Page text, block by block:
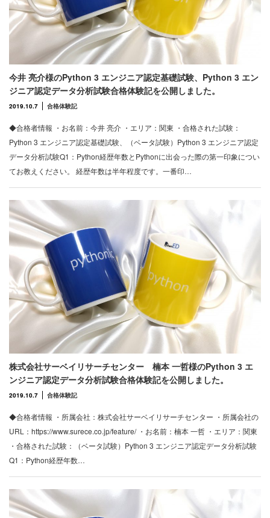
今井 亮介様のPython 3 エンジニア認定基礎試験、Python 3 エン
ジニア認定データ分析試験合格体験記を公開しました。
2019.10.7 合格体験記
◆合格者情報 ・お名前：今井 亮介 ・エリア：関東 ・合格された試験：
Python 3 エンジニア認定基礎試験、（ベータ試験）Python 3 エンジニア認定
データ分析試験Q1：Python経歴年数とPythonに出会った際の第一印象につい
てお教えください。 経歴年数は半年程度です。一番印…
株式会社サーベイリサーチセンター 楠本 一哲様のPython 3 エ
ンジニア認定データ分析試験合格体験記を公開しました。
2019.10.7 合格体験記
◆合格者情報 ・所属会社：株式会社サーベイリサーチセンター ・所属会社の
URL：https://www.surece.co.jp/feature/ ・お名前：楠本 一哲 ・エリア：関東
・合格された試験：（ベータ試験）Python 3 エンジニア認定データ分析試験
Q1：Python経歴年数…